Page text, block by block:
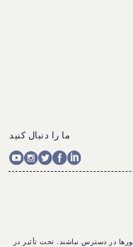
ما را دنبال کنید
در دسترس نباشند. تحت تأثیر در